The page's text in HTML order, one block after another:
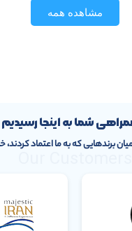
مشاهده همه
شما به اینجا رسیدیم
برندهایی که به ما اعتماد